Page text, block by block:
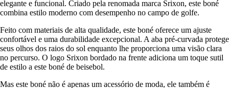
elegante e funcional. Criado pela renomada marca Srixon, este boné
combina estilo moderno com desempenho no campo de golfe.
Feito com materiais de alta qualidade, este boné oferece um ajuste
confortável e uma durabilidade excepcional. A aba pré-curvada protege
seus olhos dos raios do sol enquanto lhe proporciona uma visão clara
no percurso. O logo Srixon bordado na frente adiciona um toque sutil
de estilo a este boné de beisebol.
Mas este boné não é apenas um acessório de moda, ele também é